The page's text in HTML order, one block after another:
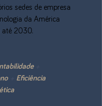
sedes de empresa
da América
até 2030.
Eficiência